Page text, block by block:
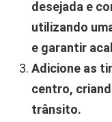
desejada e
utilizando
e garantir
Adicione as
centro,
trânsito.